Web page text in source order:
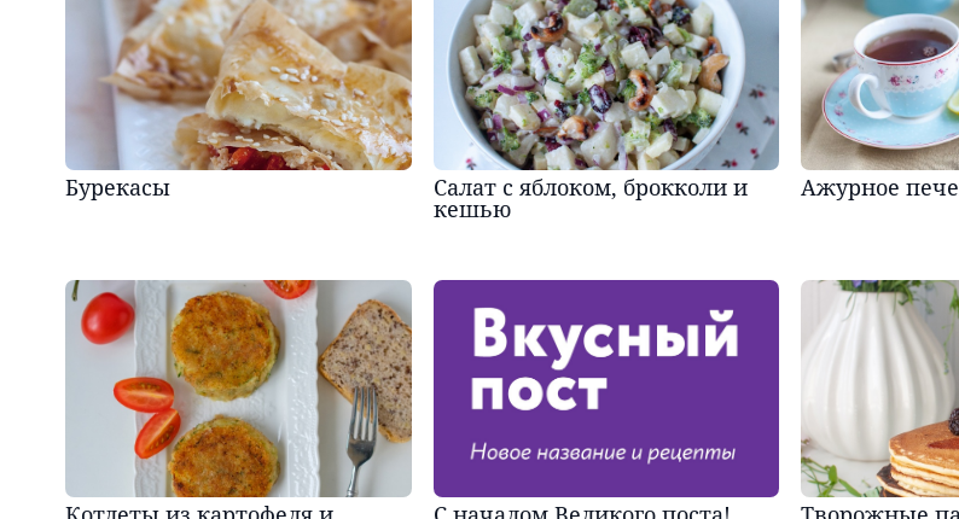
Бурекасы Салат с яблоком, брокколи и
кешью
Ажурное